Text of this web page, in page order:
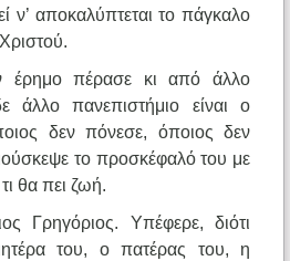
ν’ αποκαλύπτεται το πάγκαλο
έρημο πέρασε κι από άλλο
άλλο πανεπιστήμιο είναι ο
δεν πόνεσε, όποιος δεν
το προσκέφαλό του με
θα πει ζωή.
Γρηγόριος. Yπέφερε, διότι
του, ο πατέρας του, η